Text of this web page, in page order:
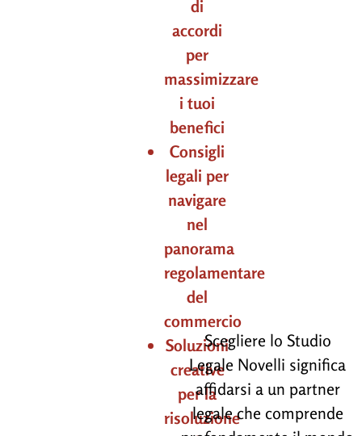
di
accordi
per
massimizzare
i tuoi
benefici
Consigli
legali per
navigare
nel
panorama
regolamentare
del
commercio
Soluzioni
creative
per la
risoluzione
Scegliere lo Studio
Legale Novelli significa
affidarsi a un partner
legale che comprende